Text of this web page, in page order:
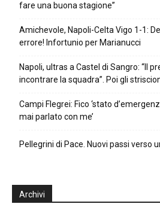
fare una buona stagione”
Amichevole, Napoli-Celta Vigo 1-1:
errore! Infortunio per Marianucci
Napoli, ultras a Castel di Sangro: “Il
incontrare la squadra”. Poi gli
Campi Flegrei: Fico ‘stato
mai parlato con me’
Pellegrini di Pace. Nuovi passi verso
Archivi